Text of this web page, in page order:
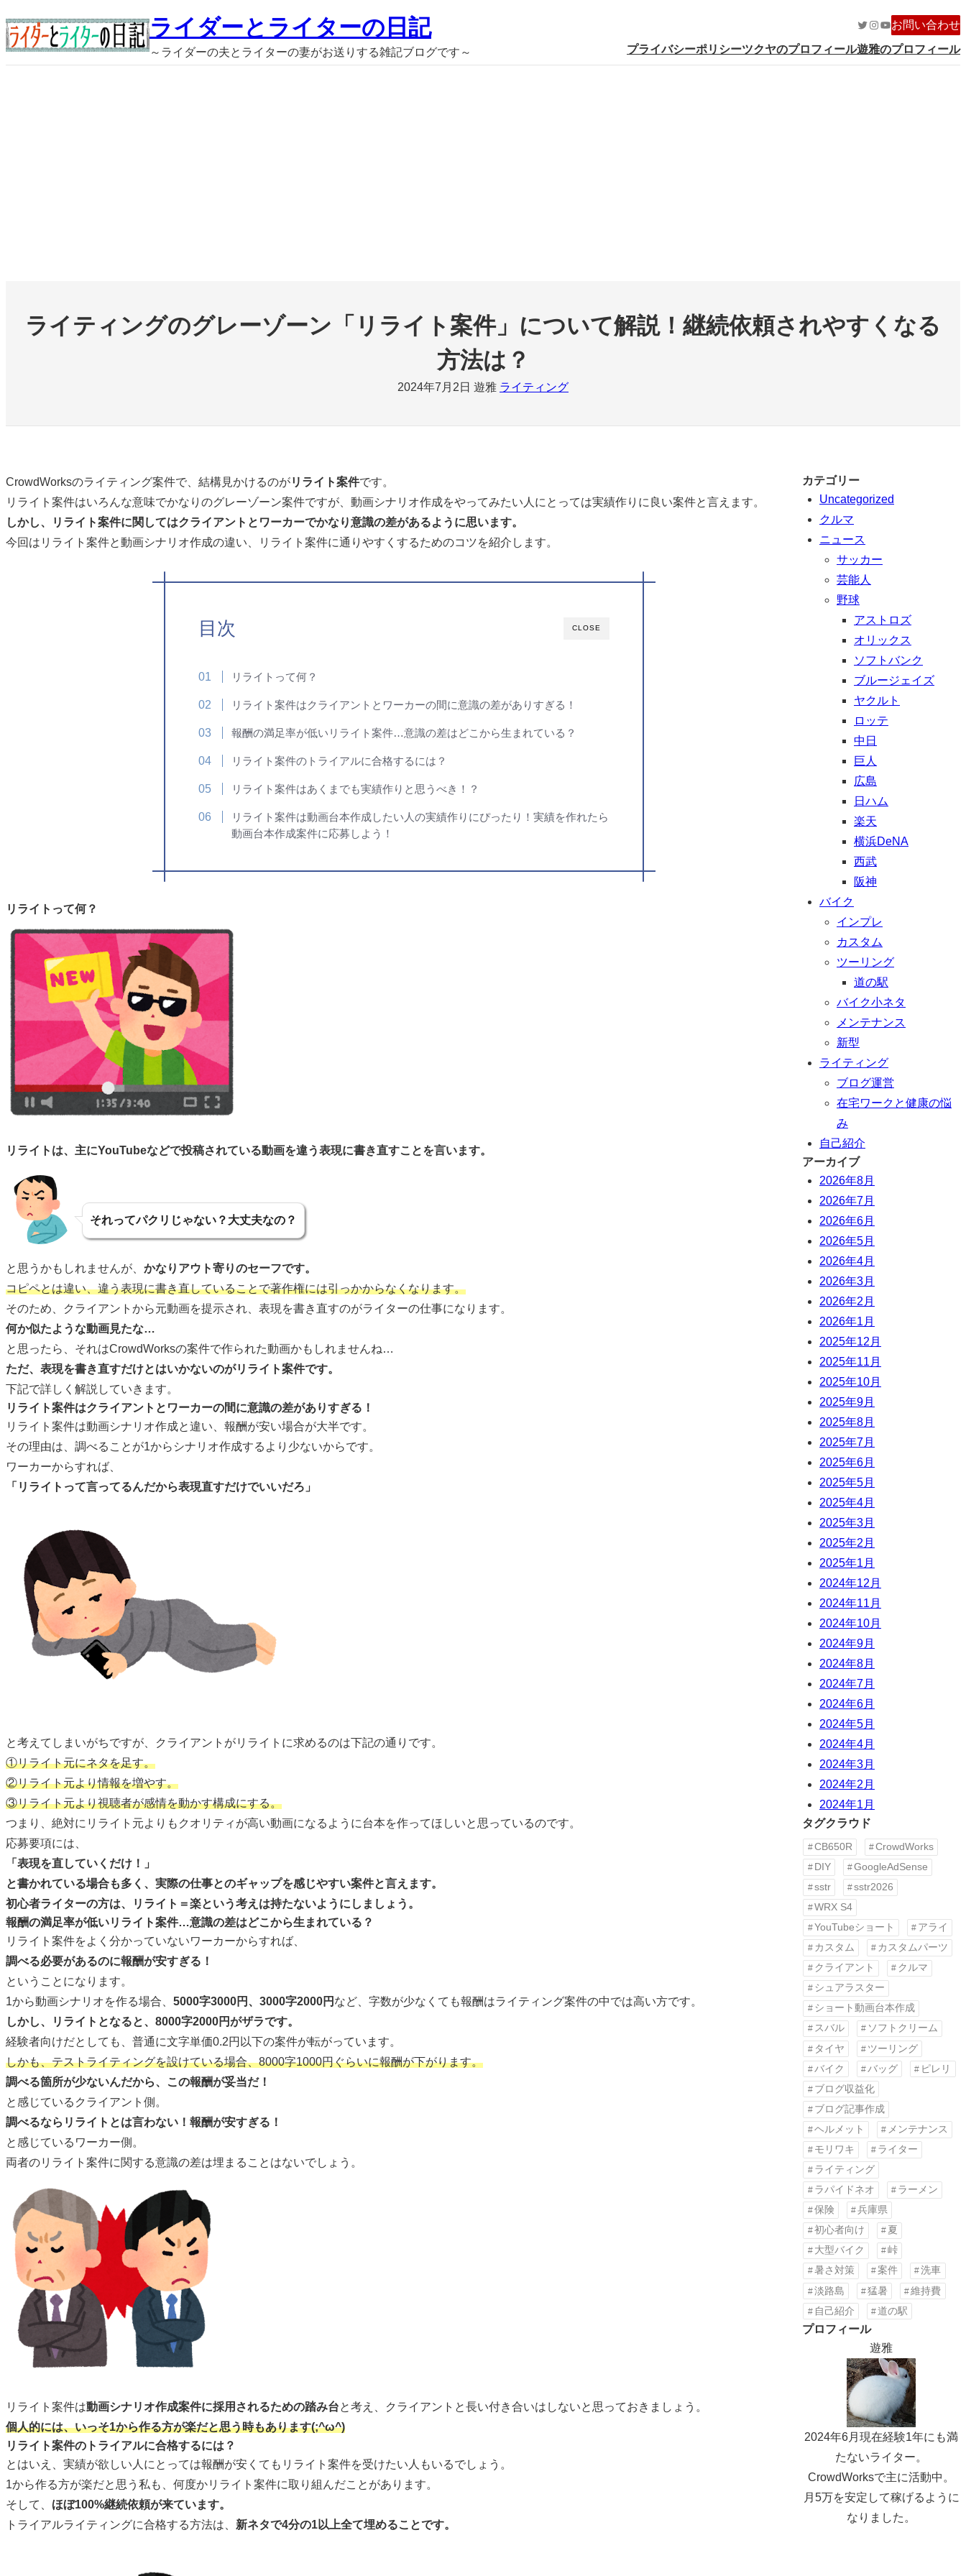
容
を
ライダーとライターの日記
～ライダーの夫とライターの妻がお送りする雑記ブログです～
Twitter
Instagram
YouTube
お問い合わせ
プライバシーポリシーツクヤのプロフィール遊雅のプロフィール
ライティングのグレーゾーン「リライト案件」について解説！継続依頼されやすくなる
方法は？
2024年7月2日 遊雅 ライティング
CrowdWorksのライティング案件で、結構見かけるのがリライト案件です。
リライト案件はいろんな意味でかなりのグレーゾーン案件ですが、動画シナリオ作成をやってみたい人にとっては実績作りに良い案件と言えます。
しかし、リライト案件に関してはクライアントとワーカーでかなり意識の差があるように思います。
今回はリライト案件と動画シナリオ作成の違い、リライト案件に通りやすくするためのコツを紹介します。
CLOSE
目次
リライトって何？
リライト案件はクライアントとワーカーの間に意識の差がありすぎる！
報酬の満足率が低いリライト案件…意識の差はどこから生まれている？
リライト案件のトライアルに合格するには？
リライト案件はあくまでも実績作りと思うべき！？
リライト案件は動画台本作成したい人の実績作りにぴったり！実績を作れたら
動画台本作成案件に応募しよう！
リライトって何？
リライトは、主にYouTubeなどで投稿されている動画を違う表現に書き直すことを言います。
それってパクリじゃない？大丈夫なの？
と思うかもしれませんが、 かなりアウト寄りのセーフです。
コピペとは違い、違う表現に書き直していることで著作権には引っかからなくなります。
そのため、クライアントから元動画を提示され、表現を書き直すのがライターの仕事になります。
何か似たような動画見たな…
と思ったら、それはCrowdWorksの案件で作られた動画かもしれませんね…
ただ、表現を書き直すだけとはいかないのがリライト案件です。
下記で詳しく解説していきます。
リライト案件はクライアントとワーカーの間に意識の差がありすぎる！
リライト案件は動画シナリオ作成と違い、報酬が安い場合が大半です。
その理由は、調べることが1からシナリオ作成するより少ないからです。
ワーカーからすれば、
「リライトって言ってるんだから表現直すだけでいいだろ」
と考えてしまいがちですが、クライアントがリライトに求めるのは下記の通りです。
①リライト元にネタを足す。
②リライト元より情報を増やす。
③リライト元より視聴者が感情を動かす構成にする。
つまり、絶対にリライト元よりもクオリティが高い動画になるように台本を作ってほしいと思っているのです。
応募要項には、
「表現を直していくだけ！」
と書かれている場合も多く、実際の仕事とのギャップを感じやすい案件と言えます。
初心者ライターの方は、リライト＝楽という考えは持たないようにしましょう。
報酬の満足率が低いリライト案件…意識の差はどこから生まれている？
リライト案件をよく分かっていないワーカーからすれば、
調べる必要があるのに報酬が安すぎる！
ということになります。
1から動画シナリオを作る場合、 5000字3000円、3000字2000円 など、字数が少なくても報酬はライティング案件の中では高い方です。
しかし、リライトとなると、8000字2000円がザラです。
経験者向けだとしても、普通に文字単価0.2円以下の案件が転がっています。
しかも、テストライティングを設けている場合、8000字1000円ぐらいに報酬が下がります。
調べる箇所が少ないんだから、この報酬が妥当だ！
と感じているクライアント側。
調べるならリライトとは言わない！報酬が安すぎる！
と感じているワーカー側。
両者のリライト案件に関する意識の差は埋まることはないでしょう。
リライト案件は動画シナリオ作成案件に採用されるための踏み台と考え、クライアントと長い付き合いはしないと思っておきましょう。
個人的には、いっそ1から作る方が楽だと思う時もあります(;^ω^)
リライト案件のトライアルに合格するには？
とはいえ、実績が欲しい人にとっては報酬が安くてもリライト案件を受けたい人もいるでしょう。
1から作る方が楽だと思う私も、何度かリライト案件に取り組んだことがあります。
そして、 ほぼ100%継続依頼が来ています。
トライアルライティングに合格する方法は、 新ネタで4分の1以上全て埋めることです。
カテゴリー
Uncategorized
クルマ
ニュース
サッカー
芸能人
野球
アストロズ
オリックス
ソフトバンク
ブルージェイズ
ヤクルト
ロッテ
中日
巨人
広島
日ハム
楽天
横浜DeNA
西武
阪神
バイク
インプレ
カスタム
ツーリング
道の駅
バイク小ネタ
メンテナンス
新型
ライティング
ブログ運営
在宅ワークと健康の悩
み
自己紹介
アーカイブ
2026年8月
2026年7月
2026年6月
2026年5月
2026年4月
2026年3月
2026年2月
2026年1月
2025年12月
2025年11月
2025年10月
2025年9月
2025年8月
2025年7月
2025年6月
2025年5月
2025年4月
2025年3月
2025年2月
2025年1月
2024年12月
2024年11月
2024年10月
2024年9月
2024年8月
2024年7月
2024年6月
2024年5月
2024年4月
2024年3月
2024年2月
2024年1月
タグクラウド
CB650R
CrowdWorks
DIY
GoogleAdSense
sstr
sstr2026
WRX S4
YouTubeショート
アライ
カスタム
カスタムパーツ
クライアント
クルマ
シュアラスター
ショート動画台本作成
スバル
ソフトクリーム
タイヤ
ツーリング
バイク
バッグ
ピレリ
ブログ収益化
ブログ記事作成
ヘルメット
メンテナンス
モリワキ
ライター
ライティング
ラパイドネオ
ラーメン
保険
兵庫県
初心者向け
夏
大型バイク
峠
暑さ対策
案件
洗車
淡路島
猛暑
維持費
自己紹介
道の駅
プロフィール
遊雅
2024年6月現在経験1年にも満
たないライター。
CrowdWorksで主に活動中。
月5万を安定して稼げるように
なりました。